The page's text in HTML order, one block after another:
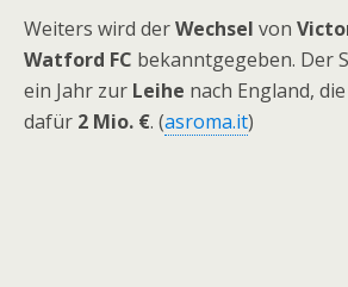
Weiters wird derWechsel von
Watford FC bekanntgegeben. Der
ein Jahr zur Leihe nach England, die
dafür 2 Mio. €. (asroma.it)